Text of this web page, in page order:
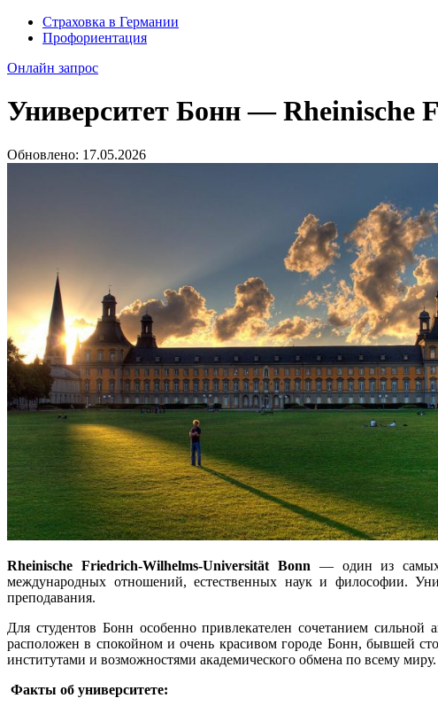
Страховка в Германии
Профориентация
Онлайн запрос
Университет Бонн — Rheinische
Обновлено: 17.05.2026
Rheinische Friedrich-Wilhelms-Universität Bonn — один из самых
международных отношений, естественных наук и философии.
преподавания.
Для студентов Бонн особенно привлекателен сочетанием
расположен в спокойном и очень красивом городе Бонн, бывшей
институтами и возможностями академического обмена по всему миру.
Факты об университете: